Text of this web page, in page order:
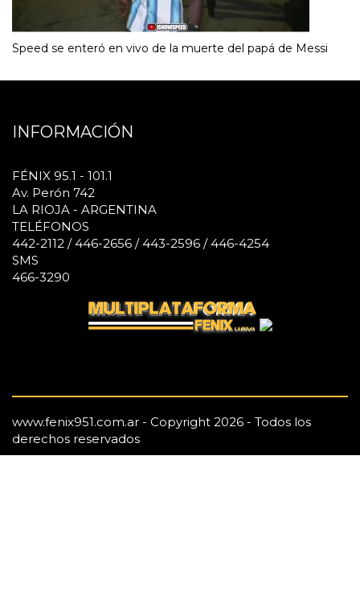
Speed se enteró en vivo de la muerte del papá de Messi
INFORMACIÓN
FÉNIX 95.1 - 101.1
Av. Perón 742
LA RIOJA - ARGENTINA
TELÉFONOS
442-2112 / 446-2656 / 443-2596 / 446-4254
SMS
466-3290
www.fenix951.com.ar - Copyright 2026 - Todos los
derechos reservados